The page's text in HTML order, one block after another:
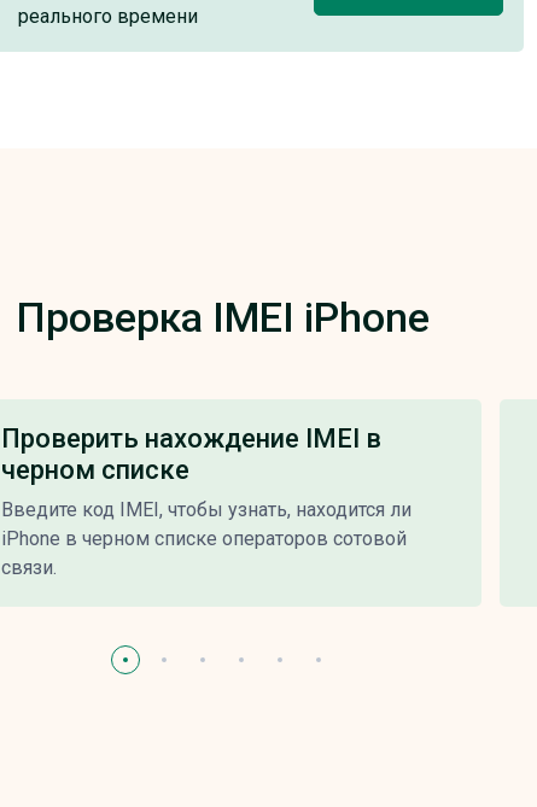
реального времени
Проверка IMEI iPhone
Проверить нахождение IMEI в
черном списке
Введите код IMEI, чтобы узнать, находится ли
iPhone в черном списке операторов сотовой
связи.